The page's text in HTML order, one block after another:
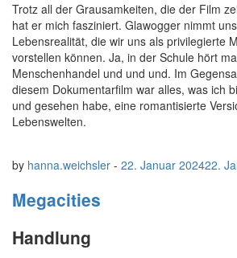
Trotz all der Grausamkeiten, die der Film
hat er mich fasziniert. Glawogger nimmt
Lebensrealität, die wir uns als privilegierte
vorstellen können. Ja, in der Schule hört
Menschenhandel und und und. Im
diesem Dokumentarfilm war alles, was ich
und gesehen habe, eine romantisierte
Lebenswelten.
by hanna.weichsler - 22. Januar 202422.
Megacities
Handlung